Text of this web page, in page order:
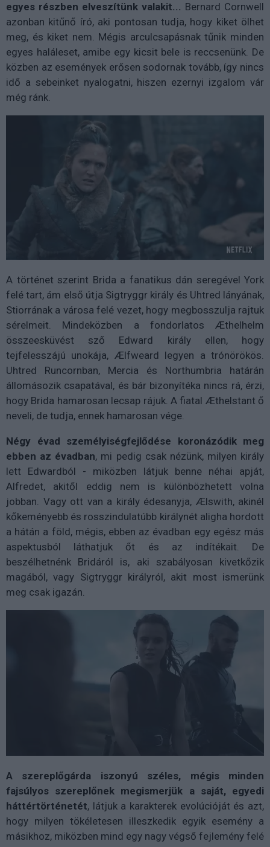
egyes részben elveszítünk valakit... Bernard Cornwell
azonban kitűnő író, aki pontosan tudja, hogy kiket ölhet
meg, és kiket nem. Mégis arculcsapásnak tűnik minden
egyes haláleset, amibe egy kicsit bele is reccsenünk. De
közben az események erősen sodornak tovább, így nincs
idő a sebeinket nyalogatni, hiszen ezernyi izgalom vár
még ránk.
A történet szerint Brida a fanatikus dán seregével York
felé tart, ám első útja Sigtryggr király és Uhtred lányának,
Stiorrának a városa felé vezet, hogy megbosszulja rajtuk
sérelmeit. Mindeközben a fondorlatos Æthelhelm
összeesküvést sző Edward király ellen, hogy
tejfelesszájú unokája, Ælfweard legyen a trónörökös.
Uhtred Runcornban, Mercia és Northumbria határán
állomásozik csapatával, és bár bizonyítéka nincs rá, érzi,
hogy Brida hamarosan lecsap rájuk. A fiatal Æthelstant ő
neveli, de tudja, ennek hamarosan vége.
Négy évad személyiségfejlődése koronázódik meg
ebben az évadban, mi pedig csak nézünk, milyen király
lett Edwardból - miközben látjuk benne néhai apját,
Alfredet, akitől eddig nem is különbözhetett volna
jobban. Vagy ott van a király édesanyja, Ælswith, akinél
kőkeményebb és rosszindulatúbb királynét aligha hordott
a hátán a föld, mégis, ebben az évadban egy egész más
aspektusból láthatjuk őt és az indítékait. De
beszélhetnénk Bridáról is, aki szabályosan kivetkőzik
magából, vagy Sigtryggr királyról, akit most ismerünk
meg csak igazán.
A szereplőgárda iszonyú széles, mégis minden
fajsúlyos szereplőnek megismerjük a saját, egyedi
háttértörténetét, látjuk a karakterek evolúcióját és azt,
hogy milyen tökéletesen illeszkedik egyik esemény a
másikhoz, miközben mind egy nagy végső fejlemény felé